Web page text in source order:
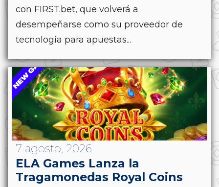
con FIRST.bet, que volverá a
desempeñarse como su proveedor de
tecnología para apuestas...
7 agosto, 2026
ELA Games Lanza la
Tragamonedas Royal Coins